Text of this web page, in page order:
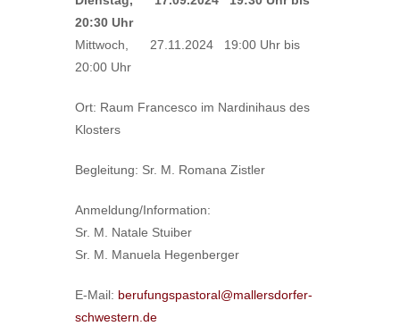
20:30 Uhr
Mittwoch, 27.11.2024 19:00 Uhr bis
20:00 Uhr
Ort: Raum Francesco im Nardinihaus des
Klosters
Begleitung: Sr. M. Romana Zistler
Anmeldung/Information:
Sr. M. Natale Stuiber
Sr. M. Manuela Hegenberger
E-Mail: berufungspastoral@mallersdorfer-
schwestern.de